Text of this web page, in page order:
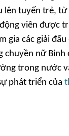
lên tuyến trẻ,
viên được
gia các giải
chuyền nữ Binh
trong nước
phát triển của